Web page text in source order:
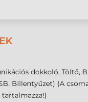
dokkoló, Töltő,
Billentyűzet) (A